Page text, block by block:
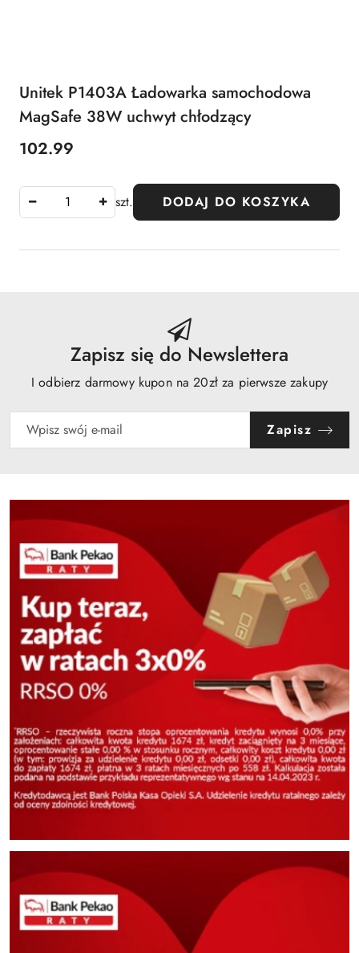
Unitek P1403A Ładowarka samochodowa
MagSafe 38W uchwyt chłodzący
Cena:
102.99
szt. DODAJ DO KOSZYKA
Zapisz się do Newslettera
I odbierz darmowy kupon na 20zł za pierwsze zakupy
Zapisz